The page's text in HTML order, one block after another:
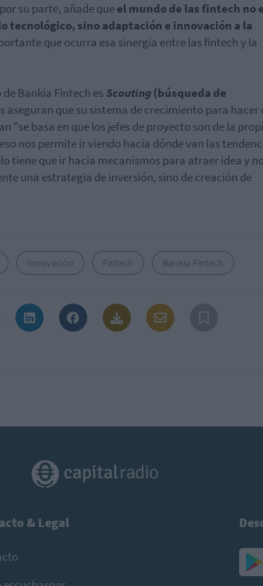
su parte, añade queel mundo de las fintech no
tecnológico, sino adaptación e innovación a la
que ocurra esa sinergia entre las fintech y la
Bankia Fintech es Scouting(búsqueda de
aseguran que su sistema de crecimiento para hacer
"se basa en que los jefes de proyecto son de la
nos permite ir viendo hacia dónde van las
tiene que ir hacia mecanismos para atraer idea y no
una estrategia de inversión, sino de creación de
Innovación Fintech Bankia Fintech
& Legal